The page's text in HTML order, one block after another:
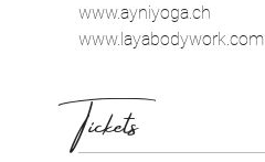
www.ayniyoga.ch
www.layabodywork.com
Tickets